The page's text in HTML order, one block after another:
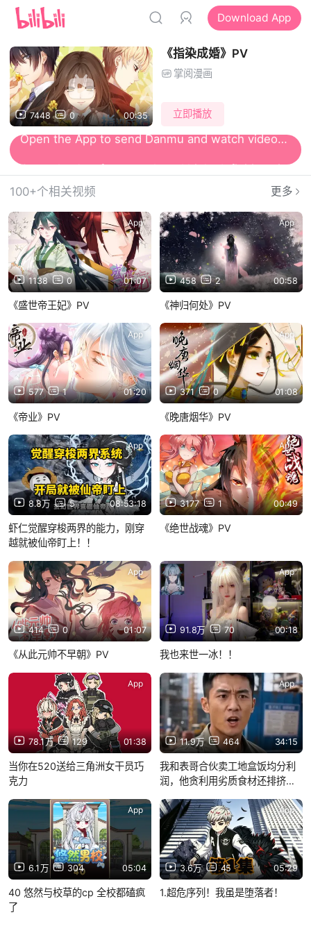
Download App
7448 0 00:35
《指染成婚》PV
掌阅漫画
立即播放
100+个相关视频 更多
1138 0 01:07
App
《盛世帝王妃》PV
458 2 00:58
App
《神归何处》PV
577 1 01:20
App
《帝业》PV
371 0 01:08
App
《晚唐烟华》PV
8.8万 5 08:53:18
App
虾仁觉醒穿梭两界的能力，刚穿
越就被仙帝盯上！！
3177 1 00:49
App
《绝世战魂》PV
414 0 01:07
App
《从此元帅不早朝》PV
91.8万 70 00:18
App
我也来世一冰！！
78.1万 129 01:38
App
当你在520送给三角洲女干员巧
克力
11.9万 464 34:15
App
我和表哥合伙卖工地盒饭均分利
润，他贪利用劣质食材还排挤
他身败名裂我凭诚信站稳脚跟
6.1万 304 05:04
App
40 悠然与校草的cp 全校都磕疯
了
3.6万 45 05:29
App
1.超危序列！我虽是堕落者！